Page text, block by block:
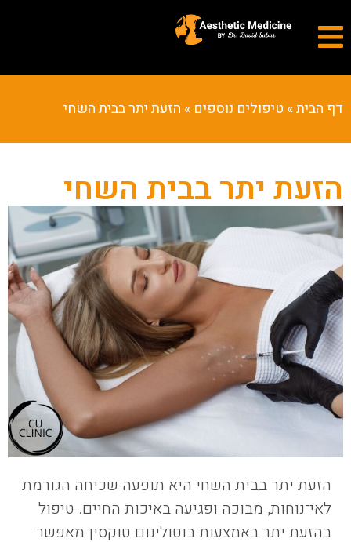
דף הבית» טיפולים נוספים » הזעת יתר בבית השחי
הזעת יתר בבית השחי
הזעת יתר בבית השחי היא תופעה שכיחה הגורמת
לאי־נוחות, מבוכה ופגיעה באיכות החיים. טיפול
בהזעת יתר באמצעות בוטולינום טוקסין מאפשר